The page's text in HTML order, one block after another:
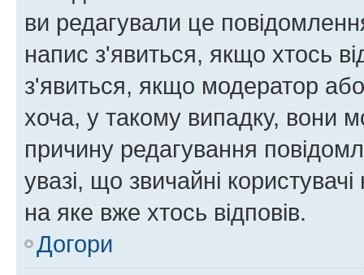
ви редагували це
напис з'явиться, якщо хтось
з'явиться, якщо модератор
хоча, у такому випадку, вони
причину редагування
увазі, що звичайні
на яке вже хтось відповів.
Догори